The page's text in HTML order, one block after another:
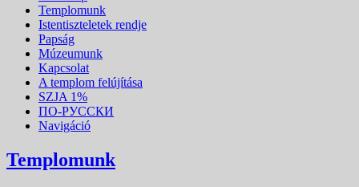
Templomunk
Istentiszteletek rendje
Papság
Múzeumunk
Kapcsolat
A templom felújítása
SZJA 1%
ПО-РУССКИ
Navigáció
Templomunk